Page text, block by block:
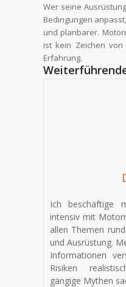
Wer seine
Bedingungen
und planbarer.
ist kein Zeichen
Erfahrung.
Ich beschäftige
intensiv mit
allen Themen
und Ausrüstung.
Informationen
Risiken
gängige Mythen